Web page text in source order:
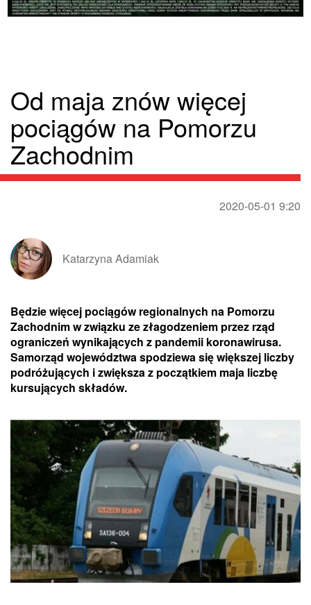
Od maja znów więcej
pociągów na Pomorzu
Zachodnim
2020-05-01 9:20
Katarzyna Adamiak
Będzie więcej pociągów regionalnych na Pomorzu
Zachodnim w związku ze złagodzeniem przez rząd
ograniczeń wynikających z pandemii koronawirusa.
Samorząd województwa spodziewa się większej liczby
podróżujących i zwiększa z początkiem maja liczbę
kursujących składów.